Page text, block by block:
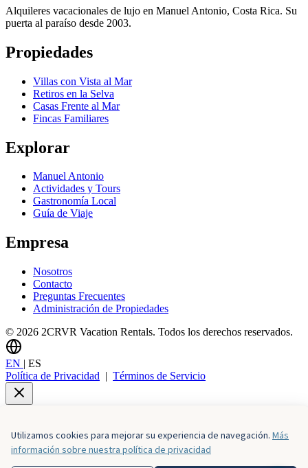
Alquileres vacacionales de lujo en Manuel Antonio, Costa Rica. Su
puerta al paraíso desde 2003.
Propiedades
Villas con Vista al Mar
Retiros en la Selva
Casas Frente al Mar
Fincas Familiares
Explorar
Manuel Antonio
Actividades y Tours
Gastronomía Local
Guía de Viaje
Empresa
Nosotros
Contacto
Preguntas Frecuentes
Administración de Propiedades
© 2026 2CRVR Vacation Rentals. Todos los derechos reservados.
EN | ES
Política de Privacidad | Términos de Servicio
Utilizamos cookies para mejorar su experiencia de navegación. Más
información sobre nuestra política de privacidad
Contáctenos
Horarios